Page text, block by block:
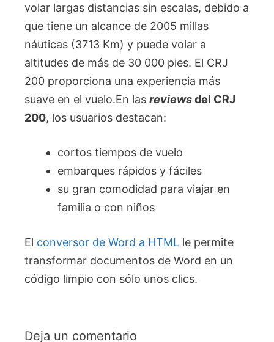
volar largas distancias sin escalas, debido a
que tiene un alcance de 2005 millas
náuticas (3713 Km) y puede volar a
altitudes de más de 30 000 pies. El CRJ
200 proporciona una experiencia más
suave en el vuelo.En las reviewsdel CRJ
200, los usuarios destacan:
cortos tiempos de vuelo
embarques rápidos y fáciles
su gran comodidad para viajar en
familia o con niños
El conversor de Word a HTML le permite
transformar documentos de Word en un
código limpio con sólo unos clics.
Deja un comentario